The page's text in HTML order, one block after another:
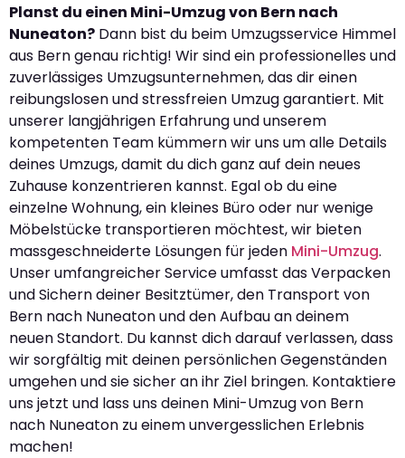
Planst du einen Mini-Umzug von Bern nach
Nuneaton? Dann bist du beim Umzugsservice Himmel
aus Bern genau richtig! Wir sind ein professionelles und
zuverlässiges Umzugsunternehmen, das dir einen
reibungslosen und stressfreien Umzug garantiert. Mit
unserer langjährigen Erfahrung und unserem
kompetenten Team kümmern wir uns um alle Details
deines Umzugs, damit du dich ganz auf dein neues
Zuhause konzentrieren kannst. Egal ob du eine
einzelne Wohnung, ein kleines Büro oder nur wenige
Möbelstücke transportieren möchtest, wir bieten
massgeschneiderte Lösungen für jeden Mini-Umzug.
Unser umfangreicher Service umfasst das Verpacken
und Sichern deiner Besitztümer, den Transport von
Bern nach Nuneaton und den Aufbau an deinem
neuen Standort. Du kannst dich darauf verlassen, dass
wir sorgfältig mit deinen persönlichen Gegenständen
umgehen und sie sicher an ihr Ziel bringen. Kontaktiere
uns jetzt und lass uns deinen Mini-Umzug von Bern
nach Nuneaton zu einem unvergesslichen Erlebnis
machen!